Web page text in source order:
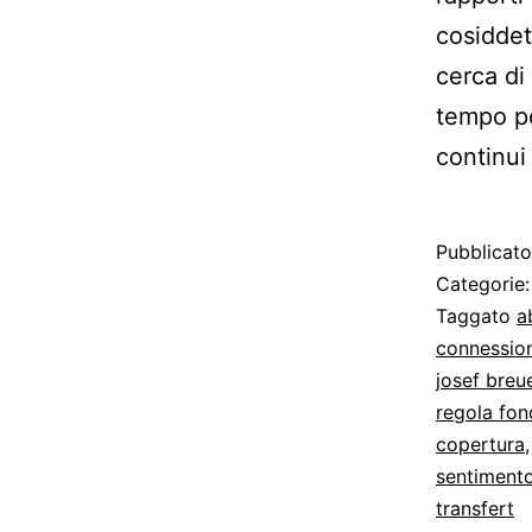
cerca di
tempo
Taggato
josef
regola
copertura
transfert